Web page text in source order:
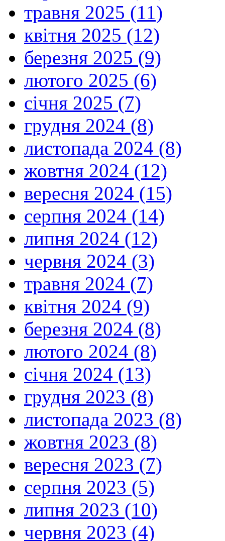
травня 2025 (11)
квітня 2025 (12)
березня 2025 (9)
лютого 2025 (6)
січня 2025 (7)
грудня 2024 (8)
листопада 2024 (8)
жовтня 2024 (12)
вересня 2024 (15)
серпня 2024 (14)
липня 2024 (12)
червня 2024 (3)
травня 2024 (7)
квітня 2024 (9)
березня 2024 (8)
лютого 2024 (8)
січня 2024 (13)
грудня 2023 (8)
листопада 2023 (8)
жовтня 2023 (8)
вересня 2023 (7)
серпня 2023 (5)
липня 2023 (10)
червня 2023 (4)